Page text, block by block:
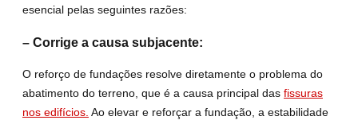
esencial pelas seguintes razões:
– Corrige a causa subjacente:
O reforço de fundações resolve diretamente o problema do
abatimento do terreno, que é a causa principal das fissuras
nos edifícios. Ao elevar e reforçar a fundação, a estabilidade